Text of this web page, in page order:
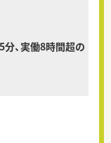
、実働8時間超の